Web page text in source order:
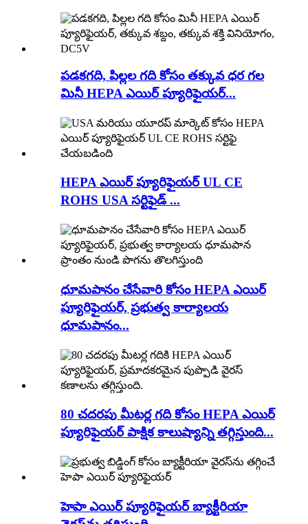
పడకగది, పిల్లల గది కోసం తక్కువ ధర గల
మినీ HEPA ఎయిర్ ప్యూరిఫైయర్...
HEPA ఎయిర్ ప్యూరిఫైయర్ UL CE
ROHS USA సర్టిఫైడ్ ...
ధూమపానం చేసేవారి కోసం HEPA ఎయిర్
ప్యూరిఫైయర్, ప్రభుత్వ కార్యాలయ
ధూమపానం...
80 చదరపు మీటర్ల గది కోసం HEPA ఎయిర్
ప్యూరిఫైయర్ పాక్షిక కాలుష్యాన్ని తగ్గిస్తుంది...
హెపా ఎయిర్ ప్యూరిఫైయర్ బ్యాక్టీరియా